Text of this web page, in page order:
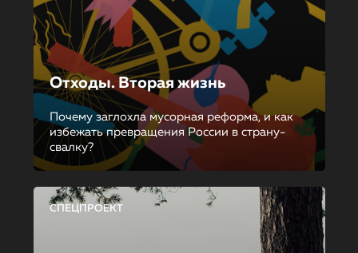
Отходы. Вторая жизнь
Почему заглохла мусорная реформа, и как
избежать превращения России в страну-
свалку?
СПЕЦПРОЕКТ